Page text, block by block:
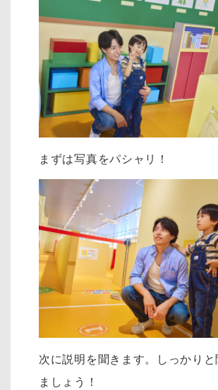
まずは写真をパシャリ！
次に説明を聞きます。しっかり
ましょう！